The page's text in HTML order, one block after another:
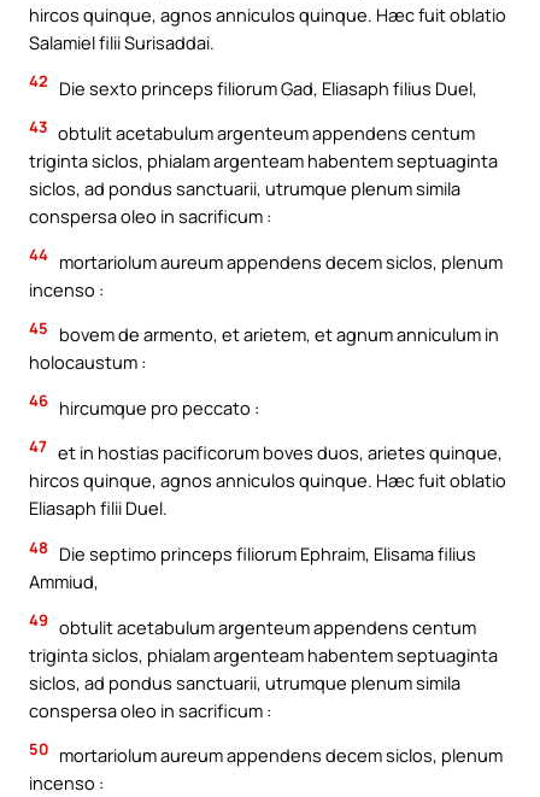
hircos quinque, agnos anniculos quinque. Hæc fuit oblatio
Salamiel filii Surisaddai.
42 Die sexto princeps filiorum Gad, Eliasaph filius Duel,
43 obtulit acetabulum argenteum appendens centum
triginta siclos, phialam argenteam habentem septuaginta
siclos, ad pondus sanctuarii, utrumque plenum simila
conspersa oleo in sacrificum :
44 mortariolum aureum appendens decem siclos, plenum
incenso :
45
bovem de armento, et arietem, et agnum anniculum in
holocaustum :
46 hircumque pro peccato :
47 et in hostias pacificorum boves duos, arietes quinque,
hircos quinque, agnos anniculos quinque. Hæc fuit oblatio
Eliasaph filii Duel.
48
Die septimo princeps filiorum Ephraim, Elisama filius
Ammiud,
49 obtulit acetabulum argenteum appendens centum
triginta siclos, phialam argenteam habentem septuaginta
siclos, ad pondus sanctuarii, utrumque plenum simila
conspersa oleo in sacrificum :
50 mortariolum aureum appendens decem siclos, plenum
incenso :